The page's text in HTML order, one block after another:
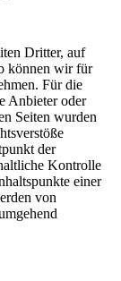
Dritter, auf
können wir für
Für die
Anbieter oder
Seiten wurden
der
Kontrolle
einer
von